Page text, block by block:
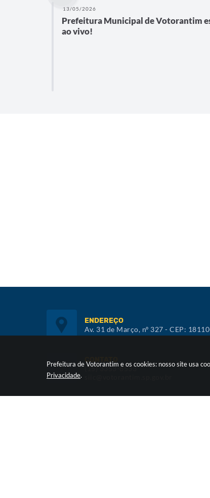
Prefeitura de Votorantim e os cookies: nosso site usa
Privacidade.
13/05/2026
Prefeitura Municipal de Votorantim
ao vivo!
ENDEREÇO
Av. 31 de Março, nº 327 - CEP:
CONTATO
(15) 3353-8533